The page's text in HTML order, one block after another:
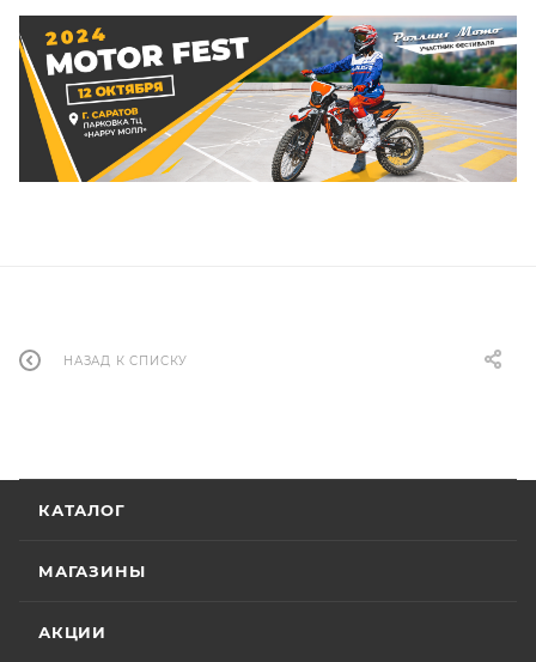
НАЗАД К СПИСКУ
КАТАЛОГ
МАГАЗИНЫ
АКЦИИ